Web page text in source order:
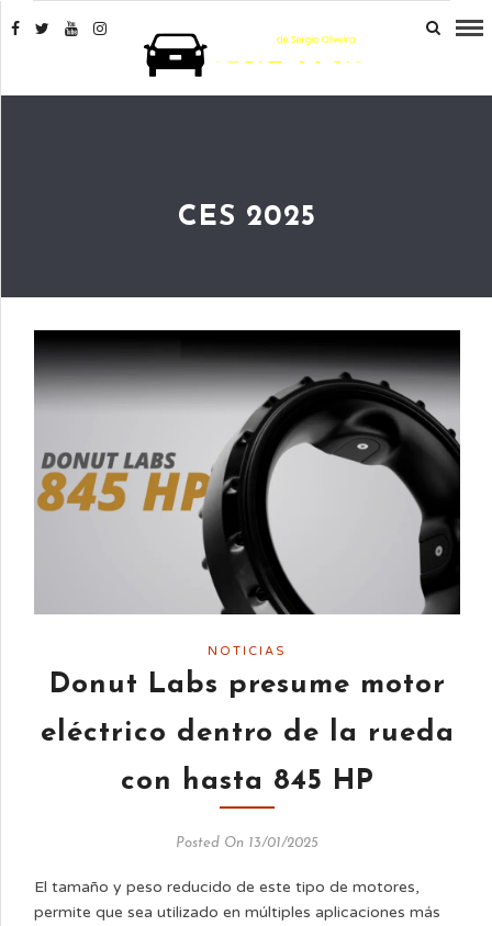
CES 2025
NOTICIAS
Donut Labs presume motor
eléctrico dentro de la rueda
con hasta 845 HP
Posted On 13/01/2025
El tamaño y peso reducido de este tipo de motores,
permite que sea utilizado en múltiples aplicaciones más